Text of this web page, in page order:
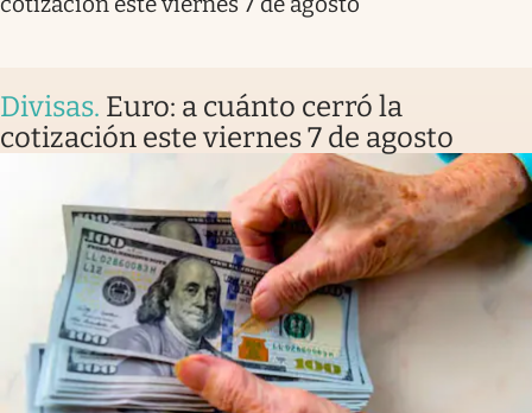
Divisas. Euro: a cuánto cerró la
cotización este viernes 7 de agosto